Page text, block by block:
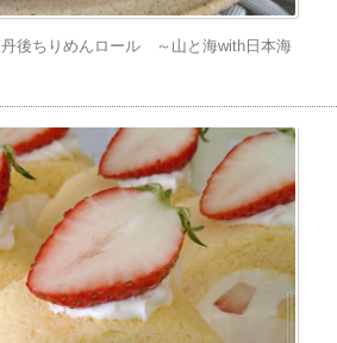
丹後ちりめんロール ～山と海with日本海